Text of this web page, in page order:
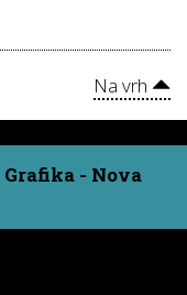
Na vrh
Grafika - Nova